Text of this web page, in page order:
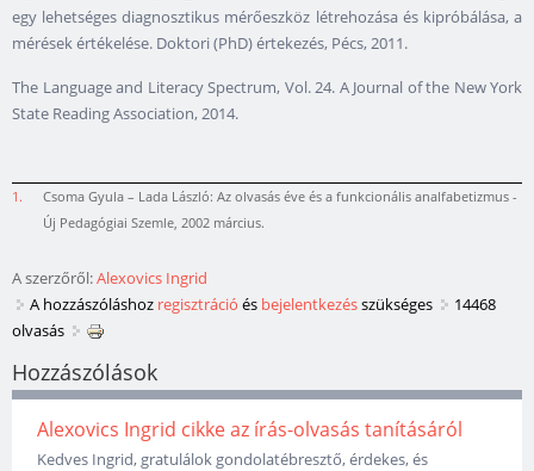
egy lehetséges diagnosztikus mérőeszköz létrehozása és kipróbálása, a
mérések értékelése. Doktori (PhD) értekezés, Pécs, 2011.
The Language and Literacy Spectrum, Vol. 24. A Journal of the New York
State Reading Association, 2014.
1.
Csoma Gyula – Lada László: Az olvasás éve és a funkcionális analfabetizmus -
Új Pedagógiai Szemle, 2002 március.
A szerzőről:Alexovics Ingrid
A hozzászóláshoz regisztráció és bejelentkezésszükséges
14468
olvasás
Hozzászólások
Alexovics Ingrid cikke az írás-olvasás tanításáról
Kedves Ingrid, gratulálok gondolatébresztő, érdekes, és